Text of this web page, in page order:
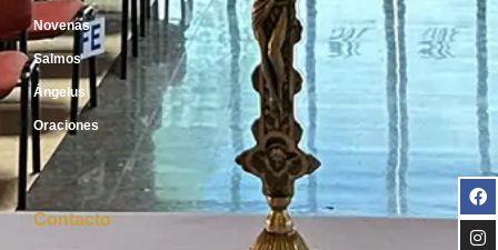
Novenas
Salmos
Ángelus
Oraciones
Contacto